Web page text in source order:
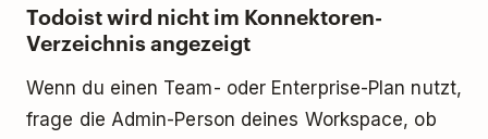
Todoist wird nicht im Konnektoren-
Verzeichnis angezeigt
Wenn du einen Team- oder Enterprise-Plan nutzt,
frage die Admin-Person deines Workspace, ob